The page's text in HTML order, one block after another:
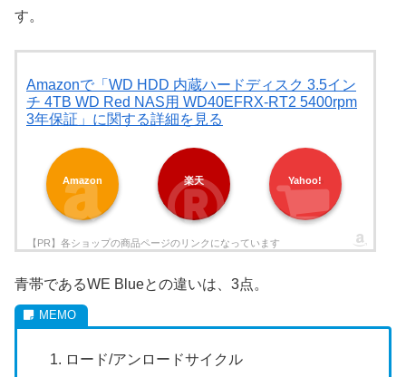
す。
Amazonで「WD HDD 内蔵ハードディスク 3.5イン
チ 4TB WD Red NAS用 WD40EFRX-RT2 5400rpm
3年保証」に関する詳細を見る
Amazon 楽天 Yahoo!
青帯であるWE Blueとの違いは、3点。
ロード/アンロードサイクル